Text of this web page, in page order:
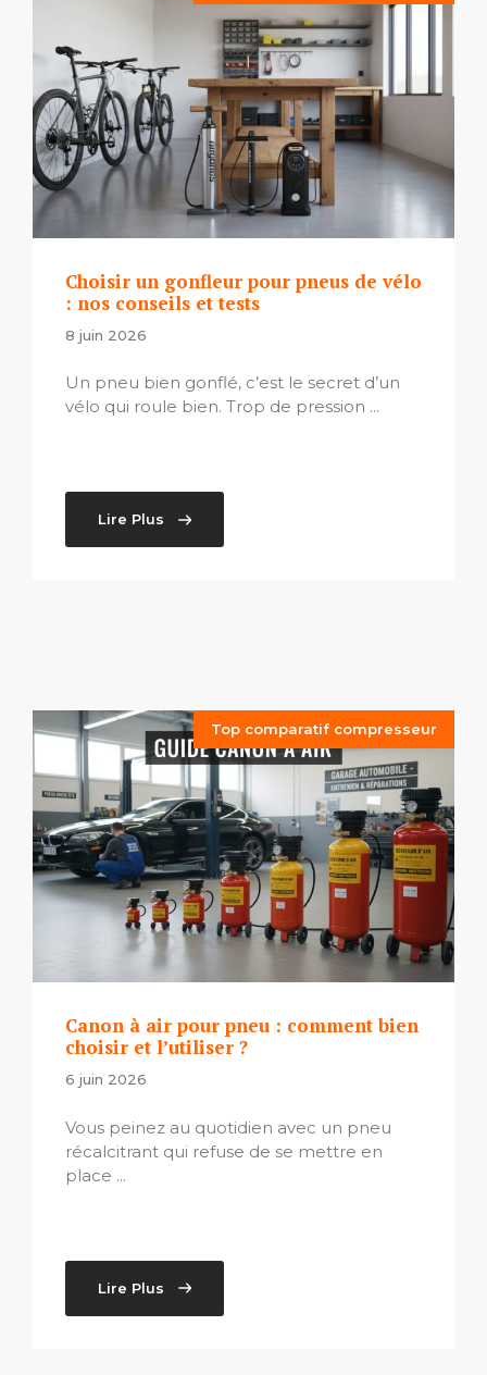
Choisir un gonfleur pour pneus de vélo
: nos conseils et tests
8 juin 2026
Un pneu bien gonflé, c’est le secret d’un
vélo qui roule bien. Trop de pression ...
Lire Plus
Top comparatif compresseur
Canon à air pour pneu : comment bien
choisir et l’utiliser ?
6 juin 2026
Vous peinez au quotidien avec un pneu
récalcitrant qui refuse de se mettre en
place ...
Lire Plus